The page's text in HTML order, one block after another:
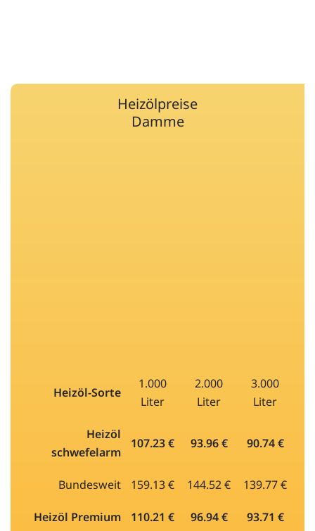
Heizölpreise
Damme
Heizöl-Sorte
1.000
Liter
2.000
Liter
3.000
Liter
Heizöl
schwefelarm
107.23 € 93.96 € 90.74 €
Bundesweit 159.13 € 144.52 € 139.77 €
Heizöl Premium 110.21 € 96.94 € 93.71 €